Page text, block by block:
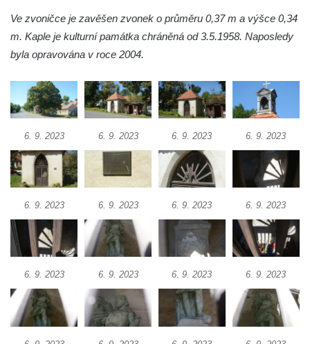
Křížová cesta Římov – XXII. kaple – Šimon
Křížová cesta Římov – XXI. kaple –
Popravní brána
roušky pot z tváře
Křížová cesta Římov – XIX. kaple – Kristus
kříž nesoucí potkává Pannu Marii
Křížová cesta Římov – XVIII. kaple – Na
Ježíše vložen kříž
Křížová cesta Římov – XVI. kaple – U
Herodesa
Ve zvoničce je zavěšen zvonek o průměru 0,37 m a výšce 0,34
m. Kaple je kulturní památka chráněná od 3.5.1958. Naposledy
byla opravována v roce 2004.
6. 9. 2023 6. 9. 2023 6. 9. 2023 6. 9. 2023
6. 9. 2023 6. 9. 2023 6. 9. 2023 6. 9. 2023
6. 9. 2023 6. 9. 2023 6. 9. 2023 6. 9. 2023